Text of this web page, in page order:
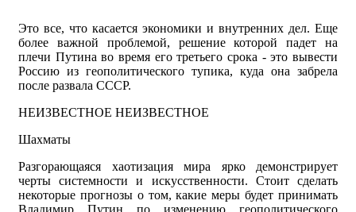
Это все, что касается экономики и внутренних дел. Еще
более важной проблемой, решение которой падет на
плечи Путина во время его третьего срока - это вывести
Россию из геополитического тупика, куда она забрела
после развала СССР.
НЕИЗВЕСТНОЕ НЕИЗВЕСТНОЕ
Шахматы
Разгорающаяся хаотизация мира ярко демонстрирует
черты системности и искусственности. Стоит сделать
некоторые прогнозы о том, какие меры будет принимать
Владимир Путин по изменению геополитического